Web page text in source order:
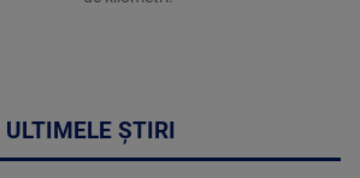
ULTIMELE ȘTIRI